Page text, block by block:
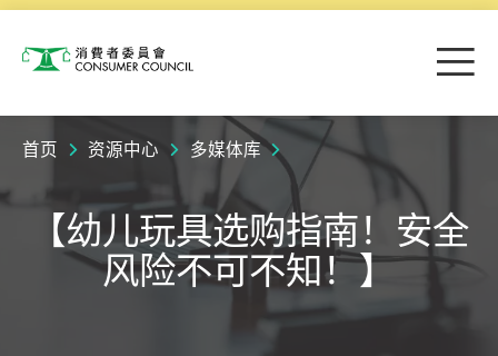
消费者委员会 目
首页 资源中心 多媒体库
【幼儿玩具选购指南！安全
风险不可不知！】